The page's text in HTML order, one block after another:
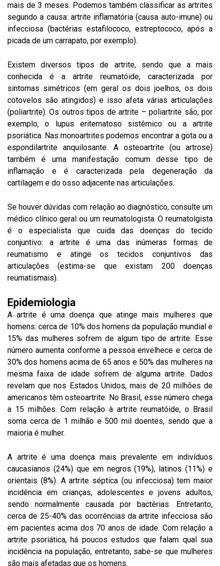
mais de 3 meses. Podemos também classificar as artrites
segundo a causa: artrite inflamatória (causa auto-imune) ou
infecciosa (bactérias estafilococo, estreptococo, após a
picada de um carrapato, por exemplo).
Existem diversos tipos de artrite, sendo que a mais
conhecida é a artrite reumatóide, caracterizada por
sintomas simétricos (em geral os dois joelhos, os dois
cotovelos são atingidos) e isso afeta várias articulações
(poliartrite). Os outros tipos de artrite – poliartrite são, por
exemplo, o lupus eritematoso sistêmico ou a artrite
psoriática. Nas monoartrites podemos encontrar a gota ou a
espondilartrite anquilosante. A osteoartrite (ou artrose)
também é uma manifestação comum desse tipo de
inflamação e é caracterizada pela degeneração da
cartilagem e do osso adjacente nas articulações.
Se houver dúvidas com relação ao diagnóstico, consulte um
médico clínico geral ou um reumatologista. O reumatolgista
é o especialista que cuida das doenças do tecido
conjuntivo: a artrite é uma das inúmeras formas de
reumatismo e atinge os tecidos conjuntivos das
articulações (estima-se que existam 200 doenças
reumatismais).
Epidemiologia
A artrite é uma doença que atinge mais mulheres que
homens: cerca de 10% dos homens da população mundial e
15% das mulheres sofrem de algum tipo de artrite. Esse
número aumenta conforme a pessoa envelhece e cerca de
30% dos homens acima de 65 anos e 50% das mulheres na
mesma faixa de idade sofrem de alguma artrite. Dados
revelam que nos Estados Unidos, mais de 20 milhões de
americanos têm osteoartrite. No Brasil, esse número chega
a 15 milhões. Com relação à artrite reumatóide, o Brasil
soma cerca de 1 milhão e 500 mil doentes, sendo que a
maioria é mulher.
A artrite é uma doença mais prevalente em indivíduos
caucasianos (24%) que em negros (19%), latinos (11%) e
orientais (8%). A artrite séptica (ou infecciosa) tem maior
incidência em crianças, adolescentes e jovens adultos,
sendo normalmente causada por bactérias. Entretanto,
cerca de 25-40% das ocorrências da artrite infecciosa são
em pacientes acima dos 70 anos de idade. Com relação a
artrite psoriática, há poucos estudos que falam qual sua
incidência na população, entretanto, sabe-se que mulheres
são mais afetadas que os homens.